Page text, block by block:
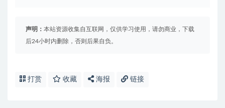
声明： 本站资源收集自互联网，仅供学习使用，请勿商业，下载
后24小时内删除，否则后果自负。
打赏 收藏 海报 链接